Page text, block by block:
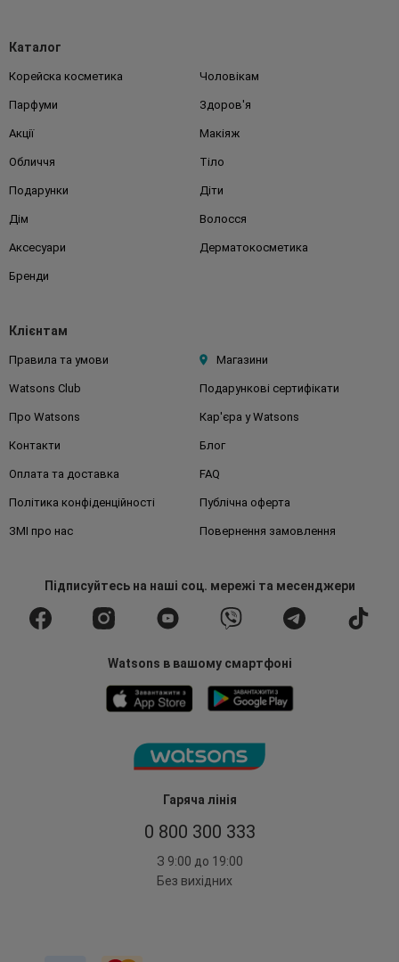
Гаряча лінія
0 800 300 333
З 9:00 до 19:00
Без вихідних
Каталог
Корейска косметика Чоловікам
Парфуми Здоров'я
Акції Макіяж
Обличчя Тіло
Подарунки Діти
Дім Волосся
Аксесуари Дерматокосметика
Бренди
Клієнтам
Правила та умови Магазини
Watsons Club Подарункові сертифікати
Про Watsons Кар'єра у Watsons
Контакти Блог
Оплата та доставка FAQ
Політика конфіденційності Публічна оферта
ЗМІ про нас Повернення замовлення
Підписуйтесьна наші соц. мережі та месенджери
Watsons в вашому смартфоні